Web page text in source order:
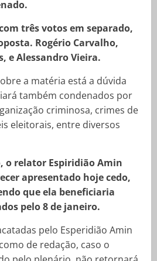
três votos em separado,
Rogério Carvalho,
e Alessandro Vieira.
a matéria está a dúvida
também condenados por
criminosa, crimes de
eleitorais, entre diversos
o relator Espiridião Amin
apresentado hoje cedo,
que ela beneficiaria
pelo 8 de janeiro.
pelo Esperidião Amin
de redação, caso o